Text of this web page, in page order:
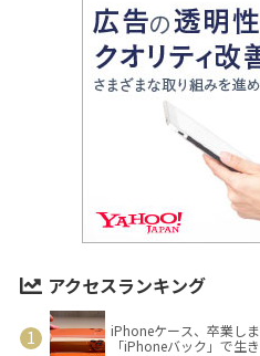
アクセスランキング
iPhoneケース、卒業し
「iPhoneバック」で生